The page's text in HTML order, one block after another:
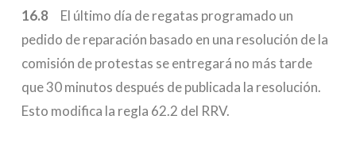
16.8 El último día de regatas programado un
pedido de reparación basado en una resolución de la
comisión de protestas se entregará no más tarde
que 30 minutos después de publicada la resolución.
Esto modifica la regla 62.2 del RRV.